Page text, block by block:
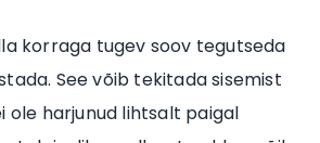
korraga tugev soov tegutseda
See võib tekitada sisemist
ole harjunud lihtsalt paigal